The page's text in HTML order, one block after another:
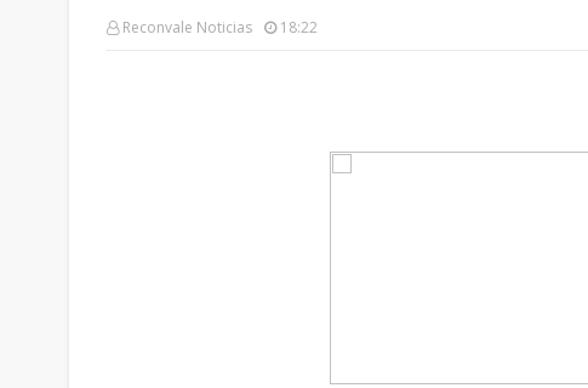
Reconvale Noticias 18:22